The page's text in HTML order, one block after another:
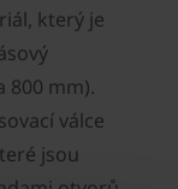
který je
800 mm).
válce
jsou